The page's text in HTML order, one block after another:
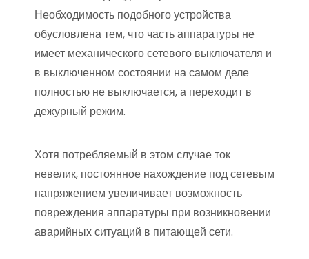
Необходимость подобного устройства
обусловлена тем, что часть аппаратуры не
имеет механического сетевого выключателя и
в выключенном состоянии на самом деле
полностью не выключается, а переходит в
дежурный режим.
Хотя потребляемый в этом случае ток
невелик, постоянное нахождение под сетевым
напряжением увеличивает возможность
повреждения аппаратуры при возникновении
аварийных ситуаций в питающей сети.